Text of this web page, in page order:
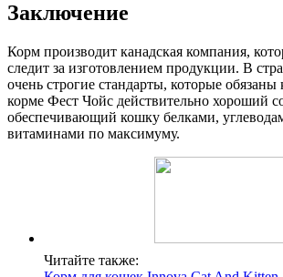
Заключение
Корм производит канадская компания,
следит за изготовлением продукции. В
очень строгие стандарты, которые
корме Фест Чойс действительно хороший
обеспечивающий кошку белками,
витаминами по максимуму.
Читайте также: